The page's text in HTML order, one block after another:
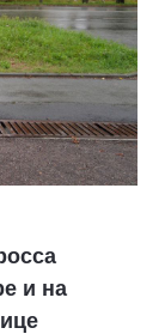
и на